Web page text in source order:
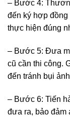
đến ký hợp
thực hiện đúng
– Bước 5: Đưa
cũ cần thi công.
đến tránh bụi
– Bước 6: Tiến
đưa ra, bảo đảm